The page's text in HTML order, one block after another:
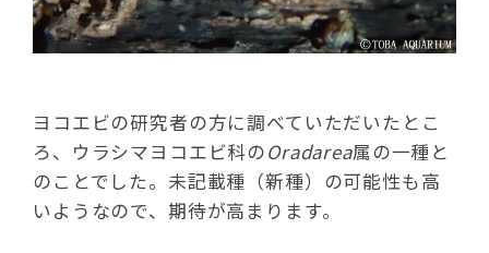
ヨコエビの研究者の方に調べていただいたとこ
ろ、ウラシマヨコエビ科のOradarea属の一種と
のことでした。未記載種（新種）の可能性も高
いようなので、期待が高まります。